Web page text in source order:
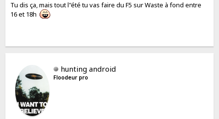
Tu dis ça, mais tout l"été tu vas faire du F5 sur Waste à fond entre
16 et 18h
hunting android
Floodeur pro